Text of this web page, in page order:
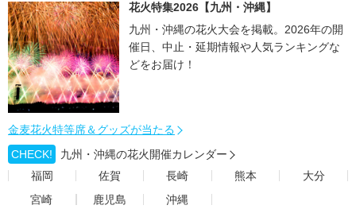
花火特集2026【九州・沖縄】
九州・沖縄の花火大会を掲載。2026年の開
催日、中止・延期情報や人気ランキングな
どをお届け！
金麦花火特等席＆グッズが当たる
CHECK!
九州・沖縄の花火開催カレンダー
福岡
佐賀 長崎 熊本
大分
宮崎
鹿児島 沖縄